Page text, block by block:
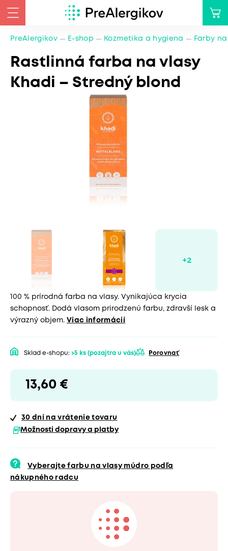
PreAlergikov E-shop Kozmetika a hygiena Farby
Rastlinná farba na vlasy
Khadi – Stredný blond
100 % prírodná farba na vlasy. Vynikajúca krycia
schopnosť. Dodá vlasom prirodzenú farbu, zdravší lesk a
výrazný objem. Viac informácií
Sklad e-shopu: >5 ks (pozajtra u vás) Porovnať
13,60 €
30 dní na vrátenie tovaru
Možnosti dopravy a platby
Vyberajte farbu na vlasy múdro podľa
nákupného radcu